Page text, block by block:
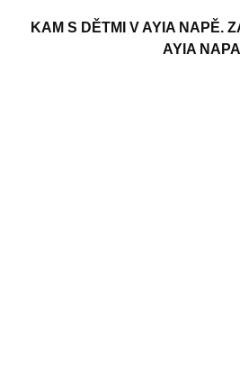
KAM S DĚTMI V AYIA NAPĚ.
AYIA NAPA